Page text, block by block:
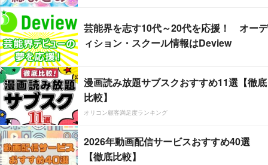
芸能界を志す10代～20代を応援！ オーデ
ィション・スクール情報はDeview
漫画読み放題サブスクおすすめ11選【徹底
比較】
オリコン顧客満足度ランキング
2026年動画配信サービスおすすめ40選
【徹底比較】